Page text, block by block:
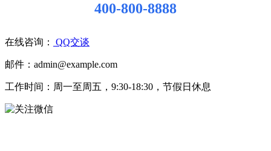
400-800-8888
在线咨询： QQ交谈
邮件：admin@example.com
工作时间：周一至周五，9:30-18:30，节假日休息